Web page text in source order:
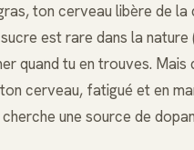
ton cerveau libère de
est rare dans la
quand tu en trouves.
cerveau, fatigué et en
une source de